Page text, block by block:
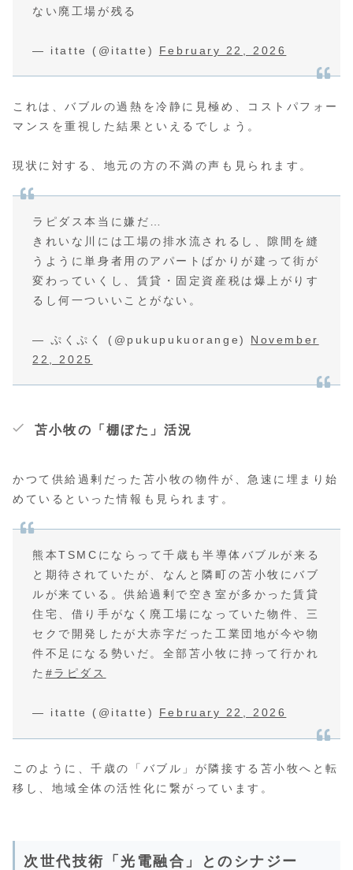
ない廃工場が残る
— itatte (@itatte) February 22, 2026
これは、バブルの過熱を冷静に見極め、コストパフォー
マンスを重視した結果といえるでしょう。
現状に対する、地元の方の不満の声も見られます。
ラピダス本当に嫌だ…
きれいな川には工場の排水流されるし、隙間を縫
うように単身者用のアパートばかりが建って街が
変わっていくし、賃貸・固定資産税は爆上がりす
るし何一ついいことがない。
— ぷくぷく (@pukupukuorange) November
22, 2025
苫小牧の「棚ぼた」活況
かつて供給過剰だった苫小牧の物件が、急速に埋まり始
めているといった情報も見られます。
熊本TSMCにならって千歳も半導体バブルが来る
と期待されていたが、なんと隣町の苫小牧にバブ
ルが来ている。供給過剰で空き室が多かった賃貸
住宅、借り手がなく廃工場になっていた物件、三
セクで開発したが大赤字だった工業団地が今や物
件不足になる勢いだ。全部苫小牧に持って行かれ
た #ラピダス
— itatte (@itatte) February 22, 2026
このように、千歳の「バブル」が隣接する苫小牧へと転
移し、地域全体の活性化に繋がっています。
次世代技術「光電融合」とのシナジー